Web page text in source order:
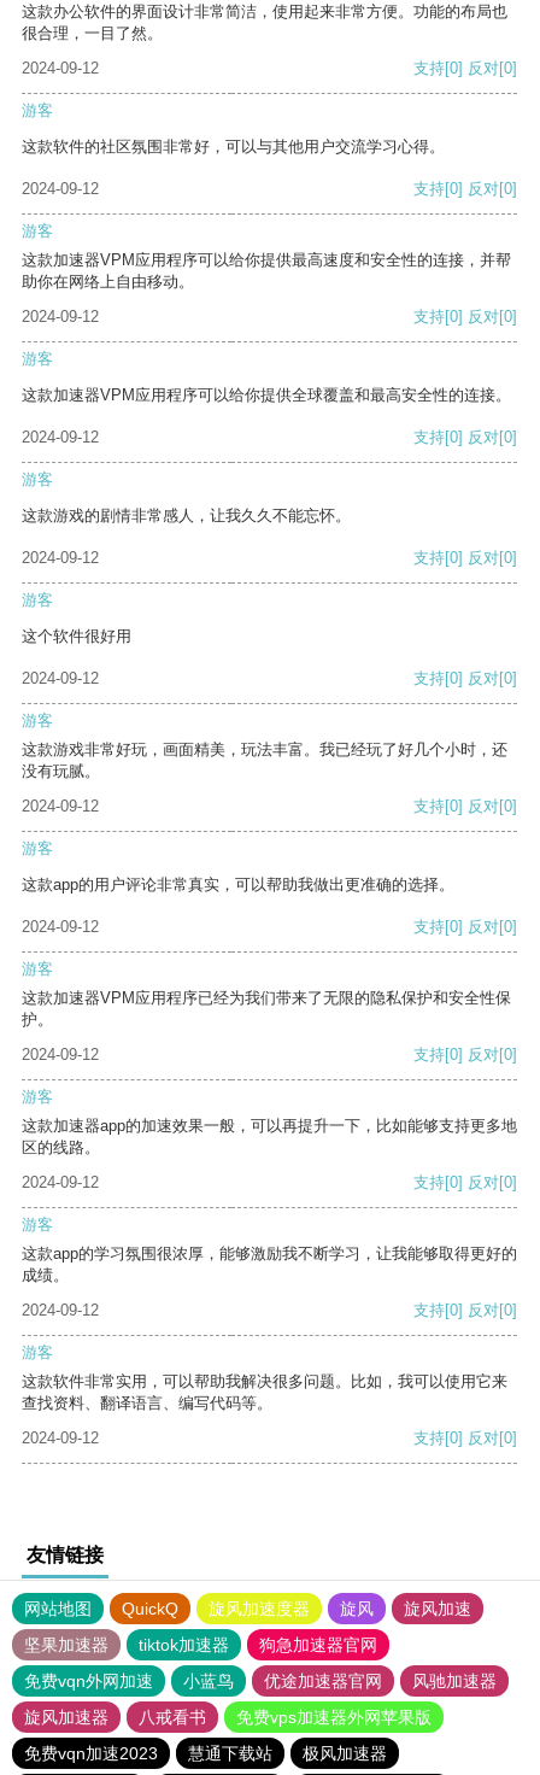
这款办公软件的界面设计非常简洁，使用起来非常方便。功能的布局也
很合理，一目了然。
2024-09-12
支持[0] 反对[0]
游客
这款软件的社区氛围非常好，可以与其他用户交流学习心得。
2024-09-12 支持[0] 反对[0]
游客
这款加速器VPM应用程序可以给你提供最高速度和安全性的连接，并帮
助你在网络上自由移动。
2024-09-12
支持[0] 反对[0]
游客
这款加速器VPM应用程序可以给你提供全球覆盖和最高安全性的连接。
2024-09-12 支持[0] 反对[0]
游客
这款游戏的剧情非常感人，让我久久不能忘怀。
2024-09-12 支持[0] 反对[0]
游客
这个软件很好用
2024-09-12 支持[0] 反对[0]
游客
这款游戏非常好玩，画面精美，玩法丰富。我已经玩了好几个小时，还
没有玩腻。
2024-09-12
支持[0] 反对[0]
游客
这款app的用户评论非常真实，可以帮助我做出更准确的选择。
2024-09-12 支持[0] 反对[0]
游客
这款加速器VPM应用程序已经为我们带来了无限的隐私保护和安全性保
护。
2024-09-12
支持[0] 反对[0]
游客
这款加速器app的加速效果一般，可以再提升一下，比如能够支持更多地
区的线路。
2024-09-12
支持[0] 反对[0]
游客
这款app的学习氛围很浓厚，能够激励我不断学习，让我能够取得更好的
成绩。
2024-09-12
支持[0] 反对[0]
游客
这款软件非常实用，可以帮助我解决很多问题。比如，我可以使用它来
查找资料、翻译语言、编写代码等。
2024-09-12
支持[0] 反对[0]
友情链接
网站地图 QuickQ 旋风加速度器 旋风
旋风加速
坚果加速器
tiktok加速器
狗急加速器官网
免费vqn外网加速
小蓝鸟 优途加速器官网
风驰加速器
旋风加速器
八戒看书
免费vps加速器外网苹果版
免费vqn加速2023
慧通下载站 极风加速器